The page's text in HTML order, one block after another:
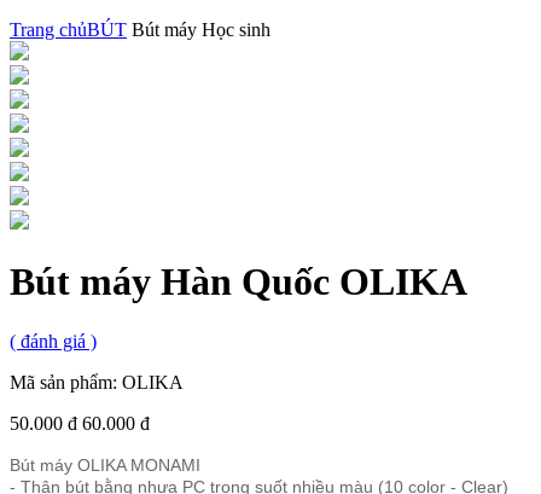
Trang chủBÚT Bút máy Học sinh
Bút máy Hàn Quốc OLIKA
( đánh giá )
Mã sản phẩm: OLIKA
50.000 đ 60.000 đ
Bút máy OLIKA MONAMI
- Thân bút bằng nhựa PC trong suốt nhiều màu (10 color - Clear)